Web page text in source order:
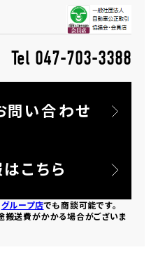
Tel 047-703-3388
問い合わせ
こちら
グループ店でも商談可能です。
送費がかかる場合がございま